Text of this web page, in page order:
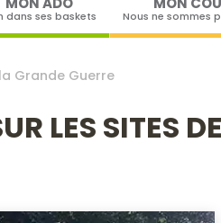
dans ses baskets Nous ne sommes
Grande Guerre
LES SITES